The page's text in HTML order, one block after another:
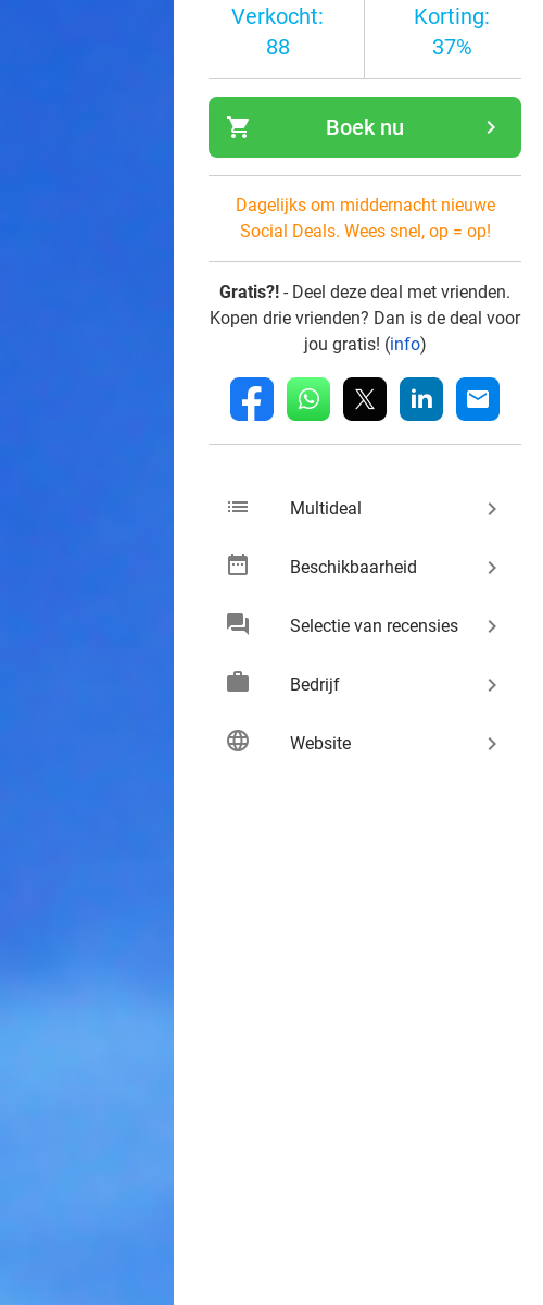
Verkocht:
88
Korting:
37%
shopping_cart navigate_next
Boek nu
Dagelijks om middernacht nieuwe
Social Deals. Wees snel, op = op!
Gratis?! - Deel deze deal met vrienden.
Kopen drie vrienden? Dan is de deal voor
jou gratis! (info)
fb whatsapp linkedin mail
list Multideal keyboard_arrow_right
date_range Beschikbaarheid keyboard_arrow_right
chat Selectie van recensies keyboard_arrow_right
work Bedrijf keyboard_arrow_right
language Website keyboard_arrow_right